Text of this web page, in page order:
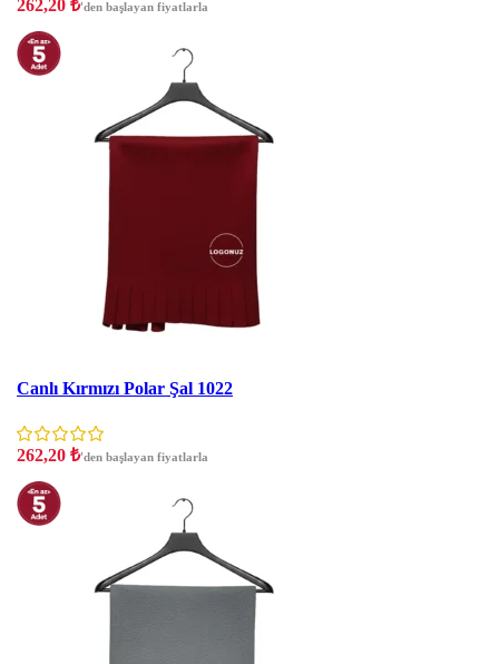
262,20 ₺'den başlayan fiyatlarla
Canlı Kırmızı Polar Şal 1022
262,20 ₺'den başlayan fiyatlarla